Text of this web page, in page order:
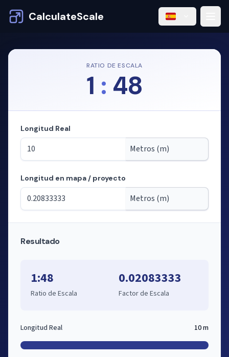
CalculateScale
RATIO DE ESCALA
1 : 48
Modo: calculando longitudes a partir de la escala
Longitud Real
Longitud en mapa / proyecto
Resultado
1:48
Ratio de Escala
0.02083333
Factor de Escala
Longitud Real 10 m